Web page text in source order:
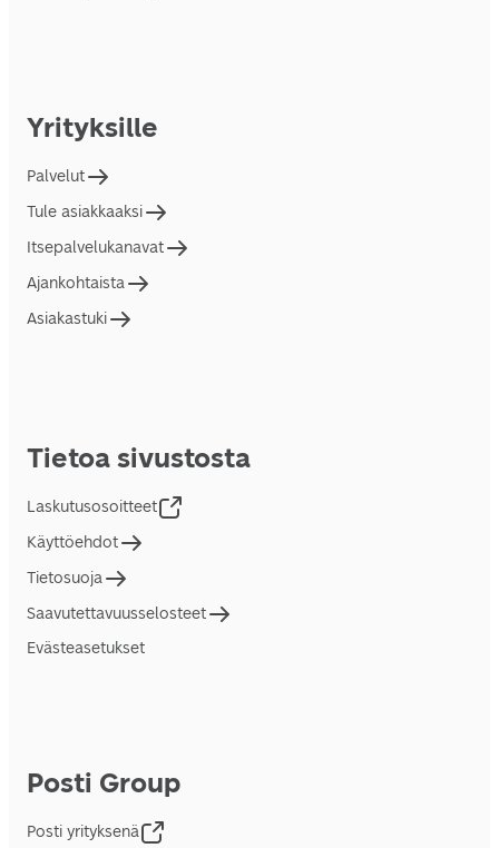
Yrityksille
Palvelut
Tule asiakkaaksi
Itsepalvelukanavat
Ajankohtaista
Asiakastuki
Tietoa sivustosta
Laskutusosoitteet
Käyttöehdot
Tietosuoja
Saavutettavuusselosteet
Evästeasetukset
Posti Group
Posti yrityksenä